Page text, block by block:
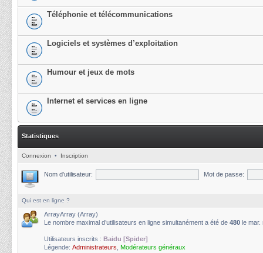
Téléphonie et télécommunications
Logiciels et systèmes d’exploitation
Humour et jeux de mots
Internet et services en ligne
Statistiques
Connexion • Inscription
Nom d’utilisateur: Mot de passe:
Qui est en ligne ?
ArrayArray (Array)
Le nombre maximal d’utilisateurs en ligne simultanément a été de 480 le mar.
Utilisateurs inscrits : Baidu [Spider]
Légende: Administrateurs Modérateurs généraux